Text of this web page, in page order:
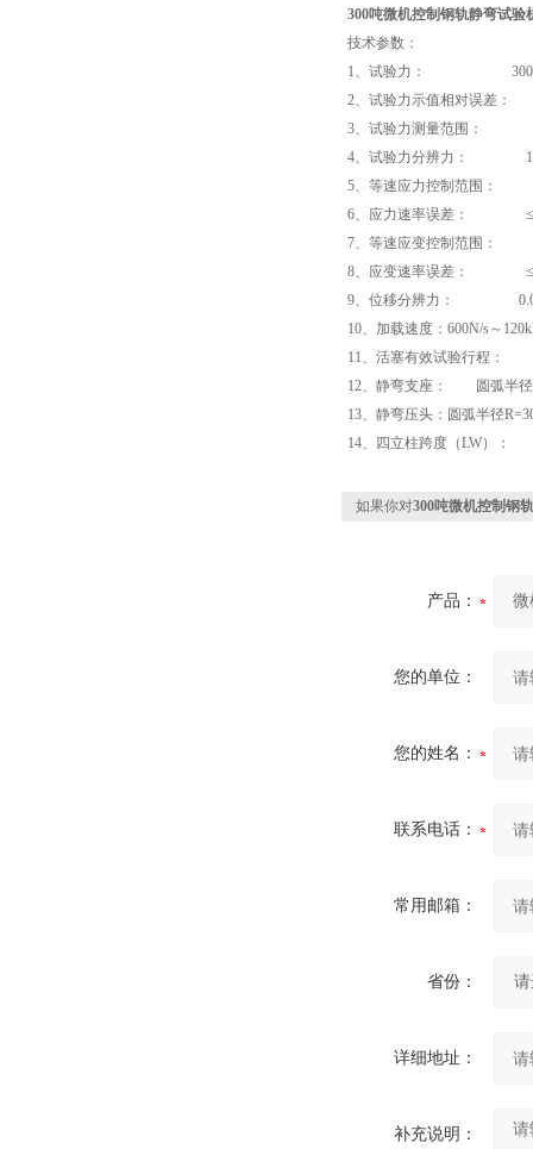
300吨微机控制钢轨静弯试验
技术参数：
1、试验力：
2、试验力示值相对误差
3、试验力测量范围：
4、试验力分辨力： 1/
5、等速应力控制范围：
6、应力速率误差：
7、等速应变控制范围：
8、应变速率误差：
9、位移分辨力：
10、加载速度：600N/s～
11、活塞有效试验行程
12、静弯支座： 圆弧半径
13、静弯压头：圆弧半径
14、四立柱跨度（LW
如果你对300吨微机控制钢
产品：
您的单位：
您的姓名：
联系电话：
常用邮箱：
省份：
详细地址：
补充说明：